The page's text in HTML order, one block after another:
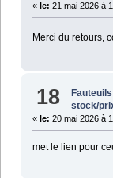
« le: 21 mai 2026 à
Merci du retours,
18
stock/
« le: 20 mai 2026 à
met le lien pour